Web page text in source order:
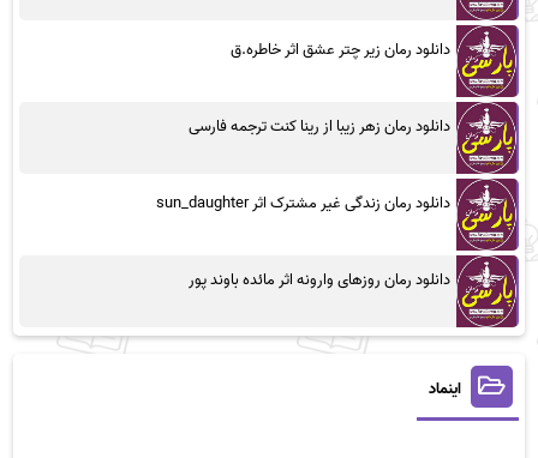
دانلود رمان زیر چتر عشق اثر خاطره.ق
دانلود رمان زهر زیبا از رینا کنت ترجمه فارسی
دانلود رمان زندگی غیر مشترک اثر sun_daughter
دانلود رمان روزهای وارونه اثر مائده باوند پور
اینماد